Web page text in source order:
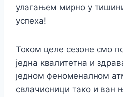
улагањем мирно у
успеха!
Током целе сезоне смо
једна квалитетна и
једном феноменалном
свлачионици тако и ван